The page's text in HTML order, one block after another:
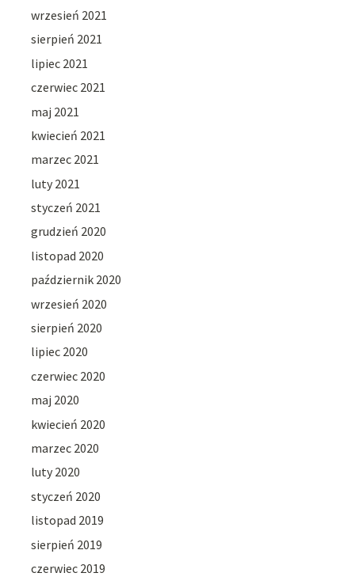
wrzesień 2021
sierpień 2021
lipiec 2021
czerwiec 2021
maj 2021
kwiecień 2021
marzec 2021
luty 2021
styczeń 2021
grudzień 2020
listopad 2020
październik 2020
wrzesień 2020
sierpień 2020
lipiec 2020
czerwiec 2020
maj 2020
kwiecień 2020
marzec 2020
luty 2020
styczeń 2020
listopad 2019
sierpień 2019
czerwiec 2019